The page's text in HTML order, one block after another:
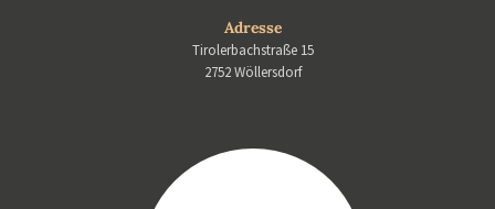
Adresse
Tirolerbachstraße 15
2752 Wöllersdorf